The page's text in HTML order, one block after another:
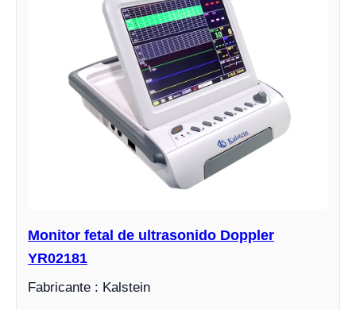
Monitor fetal de ultrasonido Doppler
YR02181
Fabricante : Kalstein